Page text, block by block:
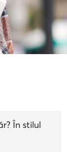
Tendințe
În stilul